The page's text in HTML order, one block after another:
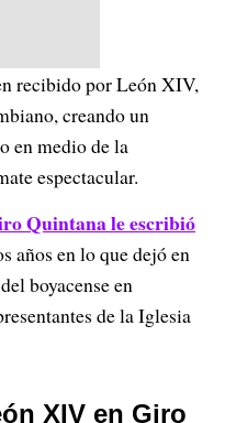
recibido por León XIV,
creando un
en medio de la
espectacular.
Quintana le escribió
años en lo que dejó en
boyacense en
de la Iglesia
XIV en Giro